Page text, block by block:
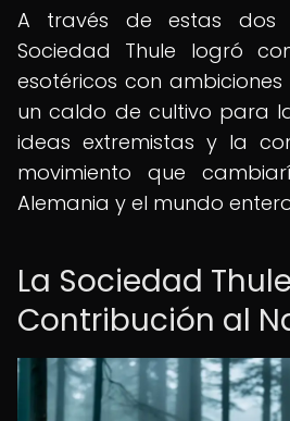
A través de estas dos
Sociedad Thule logró
esotéricos con
un caldo de cultivo para
ideas extremistas y la
movimiento que
Alemania y el mundo
La Sociedad
Contribución al